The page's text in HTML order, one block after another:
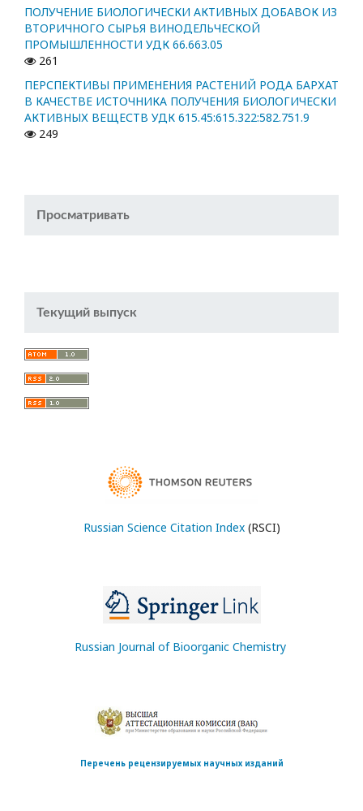
ПОЛУЧЕНИЕ БИОЛОГИЧЕСКИ АКТИВНЫХ ДОБАВОК ИЗ
ВТОРИЧНОГО СЫРЬЯ ВИНОДЕЛЬЧЕСКОЙ
ПРОМЫШЛЕННОСТИ УДК 66.663.05
261
ПЕРСПЕКТИВЫ ПРИМЕНЕНИЯ РАСТЕНИЙ РОДА БАРХАТ
В КАЧЕСТВЕ ИСТОЧНИКА ПОЛУЧЕНИЯ БИОЛОГИЧЕСКИ
АКТИВНЫХ ВЕЩЕСТВ УДК 615.45:615.322:582.751.9
249
Просматривать
Текущий выпуск
Russian Science Citation Index(RSCI)
Russian Journal of Bioorganic Chemistry
Перечень рецензируемых научных изданий